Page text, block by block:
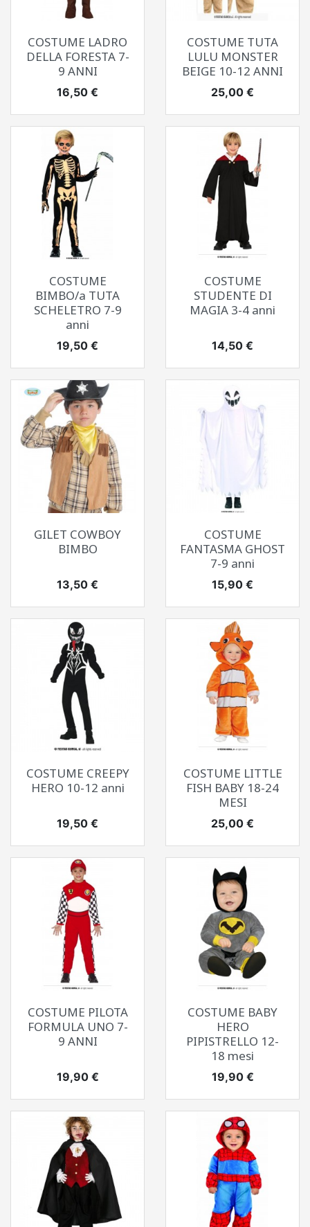
COSTUME LADRO
DELLA FORESTA 7-
9 ANNI
Prezzo
16,50 €
COSTUME TUTA
LULU MONSTER
BEIGE 10-12 ANNI
Prezzo
25,00 €
COSTUME
BIMBO/a TUTA
SCHELETRO 7-9
anni
Prezzo
19,50 €
COSTUME
STUDENTE DI
MAGIA 3-4 anni
Prezzo
14,50 €
GILET COWBOY
BIMBO
Prezzo
13,50 €
COSTUME
FANTASMA GHOST
7-9 anni
Prezzo
15,90 €
COSTUME CREEPY
HERO 10-12 anni
Prezzo
19,50 €
COSTUME LITTLE
FISH BABY 18-24
MESI
Prezzo
25,00 €
COSTUME PILOTA
FORMULA UNO 7-
9 ANNI
Prezzo
19,90 €
COSTUME BABY
HERO
PIPISTRELLO 12-
18 mesi
Prezzo
19,90 €